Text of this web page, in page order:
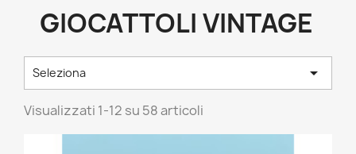
GIOCATTOLI VINTAGE
Seleziona 
Visualizzati 1-12 su 58 articoli